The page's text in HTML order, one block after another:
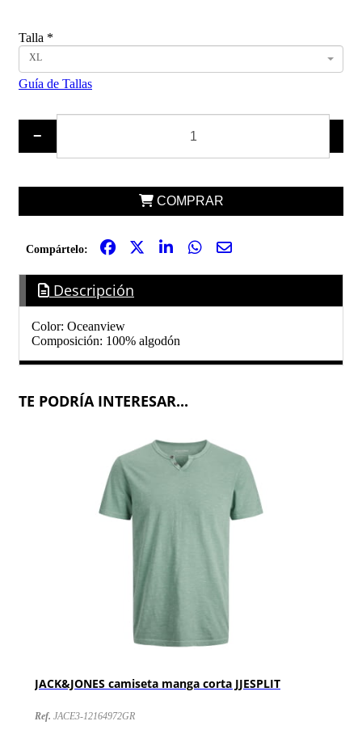
Talla *
XL
Guía de Tallas
−
COMPRAR
Compártelo:
Descripción
Color: Oceanview
Composición: 100% algodón
TE PODRÍA INTERESAR...
JACK&JONES camiseta manga corta JJESPLIT
Ref. JACE3-12164972GR